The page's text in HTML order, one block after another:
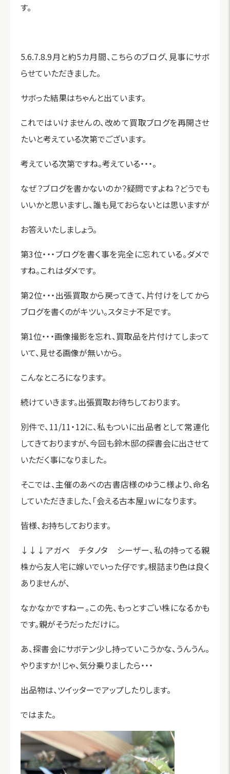
す。
5.6.7.8.9月と約5カ月間、こちらのブログ、見事にサボ
らせていただきました。
サボった結果はちゃんと出ています。
これではいけませんの、改めて買取ブログを再開させ
たいと考えている次第でございます。
考えている次第ですね。考えている・・・。
なぜ？ブログを書かないのか？疑問ですよね？どうでも
いいかと思いますし、誰も見ておらないとは思いますが
お答えいたしましょう。
第3位・・・ブログを書く事を完全に忘れている。ダメで
すね。これはダメです。
第2位・・・出張買取から戻ってきて、片付けをしてから
ブログを書くのがキツい。スタミナ不足です。
第1位・・・画像撮影を忘れ、買取品を片付けてしまって
いて、見せる画像が無いから。
こんなところになります。
続けていきます。出張買取お待ちしております。
別件で、11/11・12に、私もついに出品者として常連化
してきておりますが、今回も鈴木邸の探書会に出させて
いただく事になりました。
そこでは、主催のあべの古書店様のゆうこ様より、命名
していただきました、「会える古本屋」ｗになります。
皆様、お持ちしております。
↓↓↓アガベ チタノタ シーザー、私の持ってる親
株から友人宅に嫁いでいった仔です。根詰まり色は良く
ありませんが、
なかなかですねー。この先、もっとすごい株になるかも
です。親がそうだっただけに。
あ、探書会にサボテン少し持っていこうかな、うんうん。
やりますか！じゃ、気分乗りましたら・・・
出品物は、ツイッターでアップしたりします。
ではまた。